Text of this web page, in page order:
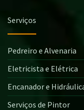
Serviços
Pedreiro e Alvenaria
Eletricista e Elétrica
Encanador e
Serviços de Pintor